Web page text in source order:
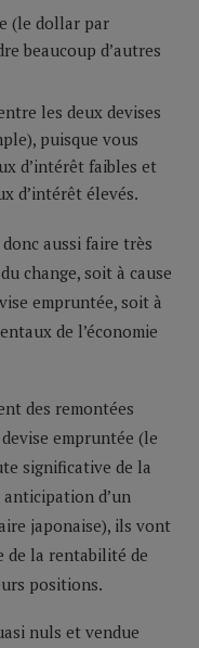
(le dollar par
beaucoup d’autres
les deux devises
puisque vous
d’intérêt faibles et
d’intérêt élevés.
aussi faire très
change, soit à cause
empruntée, soit à
de l’économie
des remontées
empruntée (le
significative de la
anticipation d’un
japonaise), ils vont
de la rentabilité de
positions.
nuls et vendue